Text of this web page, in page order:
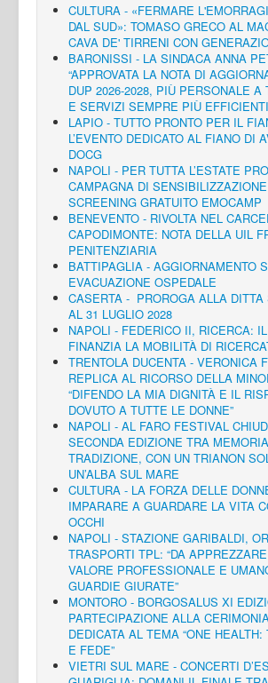
CULTURA - «FERMARE
DAL SUD»: TOMASO GRECO AL
CAVA DE' TIRRENI CON
BARONISSI - LA SINDACA ANNA
“APPROVATA LA NOTA DI
DUP 2026-2028, PIÙ PERSONALE A
E SERVIZI SEMPRE PIÙ
LAPIO - TUTTO PRONTO PER IL
L’EVENTO DEDICATO AL FIANO DI
DOCG
NAPOLI - PER TUTTA L’ESTATE
CAMPAGNA DI
SCREENING GRATUITO EMOCAMP
BENEVENTO - RIVOLTA NEL
CAPODIMONTE: NOTA DELLA UIL
PENITENZIARIA
BATTIPAGLIA - AGGIORNAMENTO
EVACUAZIONE OSPEDALE
CASERTA - PROROGA ALLA DITTA
AL 31 LUGLIO 2028
NAPOLI - FEDERICO II, RICERCA:
FINANZIA LA MOBILITÀ DI
TRENTOLA DUCENTA - VERONICA
REPLICA AL RICORSO DELLA
“DIFENDO LA MIA DIGNITÀ E IL
DOVUTO A TUTTE LE DONNE”
NAPOLI - AL FARO FESTIVAL
SECONDA EDIZIONE TRA
TRADIZIONE, CON UN TRIANON
UN’ALBA SUL MARE
CULTURA - LA FORZA DELLE
IMPARARE A GUARDARE LA VITA
OCCHI
NAPOLI - STAZIONE GARIBALDI,
TRASPORTI TPL: “DA
VALORE PROFESSIONALE E
GUARDIE GIURATE”
MONTORO - BORGOSALUS XI
PARTECIPAZIONE ALLA
DEDICATA AL TEMA “ONE
E FEDE”
VIETRI SUL MARE - CONCERTI